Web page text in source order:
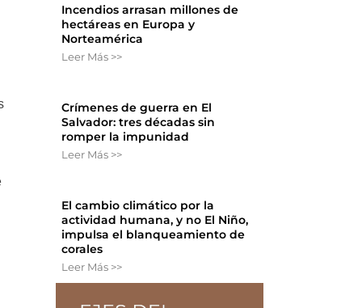
Incendios arrasan millones de
hectáreas en Europa y
Norteamérica
Leer Más >>
Crímenes de guerra en El
Salvador: tres décadas sin
romper la impunidad
Leer Más >>
El cambio climático por la
actividad humana, y no El Niño,
impulsa el blanqueamiento de
corales
Leer Más >>